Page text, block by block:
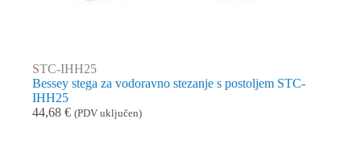
STC-IHH25
Bessey stega za vodoravno stezanje s postoljem STC-
IHH25
44,68 € (PDV uključen)